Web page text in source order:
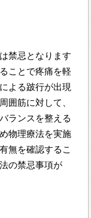
禁忌となります
ことで疼痛を軽
よる跛行が出現
囲筋に対して、
ランスを整える
物理療法を実施
無を確認するこ
の禁忌事項が